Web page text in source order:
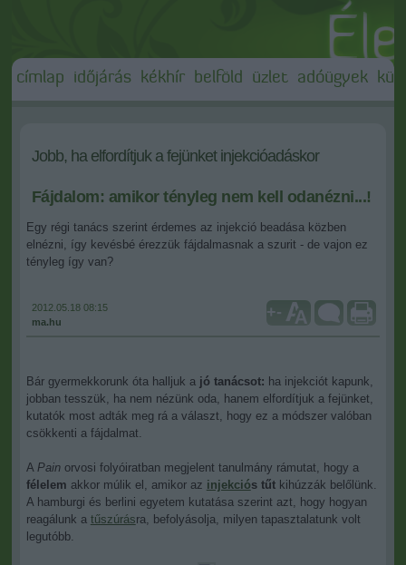
címlap időjárás kékhír belföld üzlet adóügyek
Jobb, ha elfordítjuk a fejünket injekcióadáskor
Fájdalom: amikor tényleg nem kell odanézni...!
Egy régi tanács szerint érdemes az injekció beadása közben
elnézni, így kevésbé érezzük fájdalmasnak a szurit - de vajon ez
tényleg így van?
2012.05.18 08:15
ma.hu
+-
Bár gyermekkorunk óta halljuk a jó tanácsot: ha injekciót kapunk,
jobban tesszük, ha nem nézünk oda, hanem elfordítjuk a fejünket,
kutatók most adták meg rá a választ, hogy ez a módszer valóban
csökkenti a fájdalmat.
A Painorvosi folyóiratban megjelent tanulmány rámutat, hogy a
félelem akkor múlik el, amikor az injekciós tűt kihúzzák belőlünk.
A hamburgi és berlini egyetem kutatása szerint azt, hogy hogyan
reagálunk a tűszúrásra, befolyásolja, milyen tapasztalatunk volt
legutóbb.